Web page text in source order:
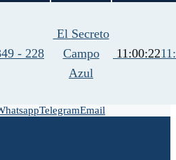
- 228
El Secreto
Campo
Azul
11:00:22
TelegramEmail